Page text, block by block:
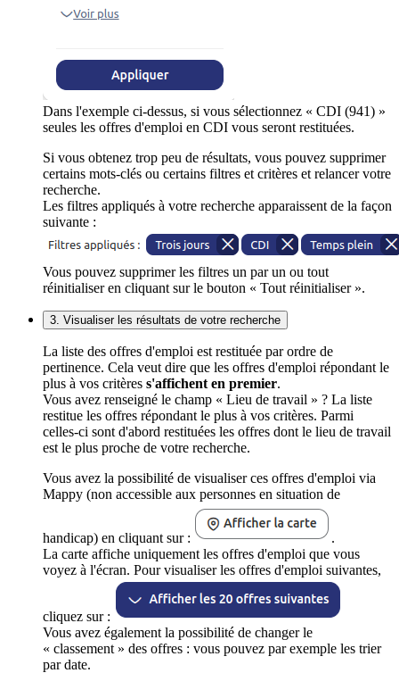
Dans l'exemple ci-dessus, si vous sélectionnez « CDI (941) »
seules les offres d'emploi en CDI vous seront restituées.
Si vous obtenez trop peu de résultats, vous pouvez supprimer
certains mots-clés ou certains filtres et critères et relancer votre
recherche.
Les filtres appliqués à votre recherche apparaissent de la façon
suivante :
Vous pouvez supprimer les filtres un par un ou tout
réinitialiser en cliquant sur le bouton « Tout réinitialiser ».
3. Visualiser les résultats de votre recherche
La liste des offres d'emploi est restituée par ordre de
pertinence. Cela veut dire que les offres d'emploi répondant le
plus à vos critères s'affichent en premier.
Vous avez renseigné le champ « Lieu de travail » ? La liste
restitue les offres répondant le plus à vos critères. Parmi
celles-ci sont d'abord restituées les offres dont le lieu de travail
est le plus proche de votre recherche.
Vous avez la possibilité de visualiser ces offres d'emploi via
Mappy (non accessible aux personnes en situation de
handicap) en cliquant sur :
.
La carte affiche uniquement les offres d'emploi que vous
voyez à l'écran. Pour visualiser les offres d'emploi suivantes,
cliquez sur :
Vous avez également la possibilité de changer le
« classement » des offres : vous pouvez par exemple les trier
par date.